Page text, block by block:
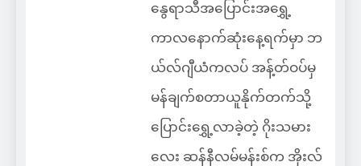
နွေရာသီအပြောင်းအရွှေ့
ကာလနောက်ဆုံးနေ့ရက်မှာ ဘ
ယ်လ်ဂျီယံကလပ် အန့်တ်ဝပ်မှ
မန်ချက်စတာယူနိုက်တက်သို့
ပြောင်းရွှေ့လာခဲ့တဲ့ ဂိုးသမား
လေး ဆန်နီလမ်မန်းစ်က အိုးလ်